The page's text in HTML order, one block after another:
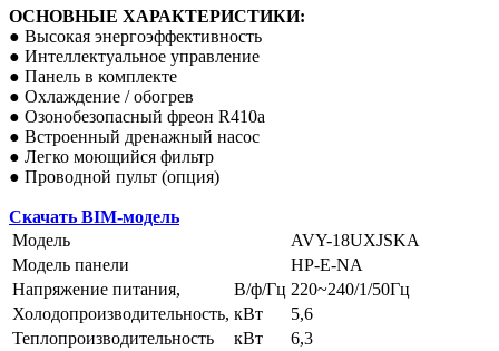
ОСНОВНЫЕ ХАРАКТЕРИСТИКИ:
● Высокая энергоэффективность
● Интеллектуальное управление
● Панель в комплекте
● Охлаждение / обогрев
● Озонобезопасный фреон R410a
● Встроенный дренажный насос
● Легко моющийся фильтр
● Проводной пульт (опция)
Скачать BIM-модель
Модель
AVY-18UXJSKA
Модель панели
HP-E-NA
Напряжение питания,
В/ф/Гц 220~240/1/50Гц
Холодопроизводительность, кВт
5,6
Теплопроизводительность
кВт
6,3